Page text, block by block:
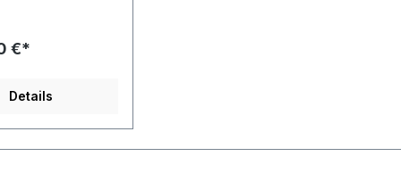
29 x 28 mm /
Farben zur
€*
Details